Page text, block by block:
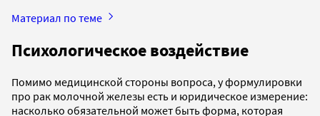
Материал по теме
Психологическое воздействие
Помимо медицинской стороны вопроса, у формулировки
про рак молочной железы есть и юридическое измерение:
насколько обязательной может быть форма, которая